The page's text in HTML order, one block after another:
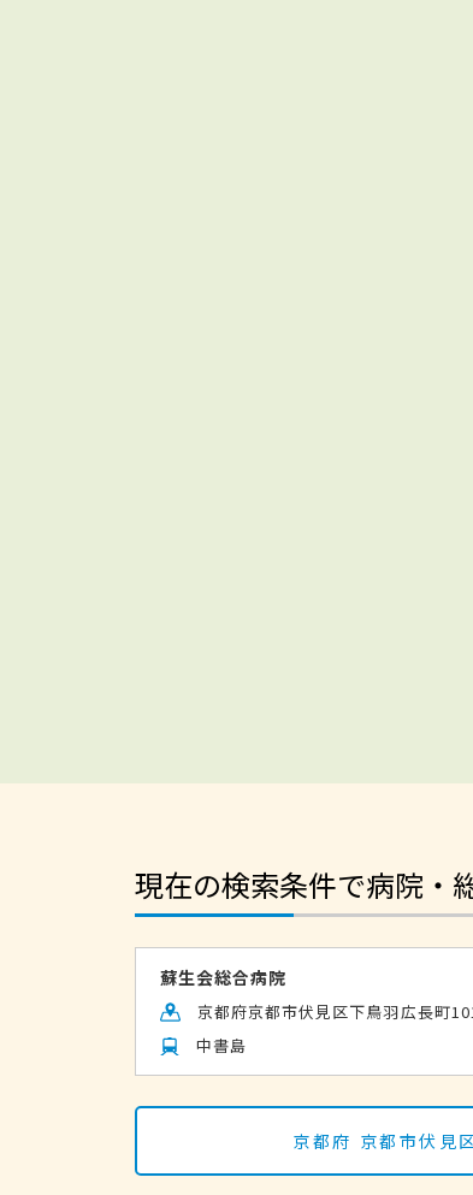
現在の検索条件で病院・
蘇生会総合病院
京都府京都市伏見区下鳥羽広長町
中書島
京都府 京都市伏見